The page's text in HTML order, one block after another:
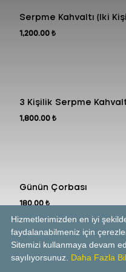
Serpme Kahvaltı (İki
1,200.00 ₺
3 Kişilik Serpme
1,800.00 ₺
Günün Çorbası
180.00 ₺
Kruvasan Kahvaltı
430.00 ₺
Kruvasan, Göz Yumurta,
Hizmetlerimizden en iyi
faydalanabilmeniz için
Sitemizi kullanmaya devam
sayılıyorsunuz. Daha Fazla